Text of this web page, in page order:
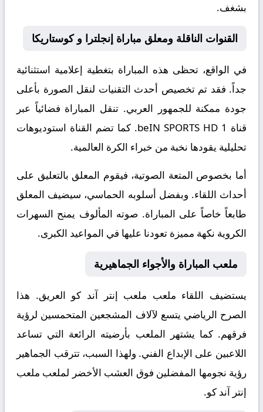
بشغف.
القنوات الناقلة ومعلق مباراة إنجلترا و كوستاريكا
في الواقع، تحظى هذه المباراة بتغطية إعلامية استثنائية
جداً. فقد تم تخصيص أحدث التقنيات لنقل الصورة بأعلى
جودة ممكنة للجمهور العربي. تنقل المباراة فضائياً عبر
قناة beIN SPORTS HD 1. كما تضم القناة استوديوهات
تحليلية يقودها نخبة من خبراء الكرة العالمية.
أما بخصوص المتعة الصوتية، فيقوم المعلق بالتعليق على
أحداث اللقاء. وبفضل أسلوبه الحماسي، سيضيف المعلق
طابعاً خاصاً على المباراة. صوته المألوف يمنح السهرات
الكروية نكهة مميزة تعودنا عليها في المواعيد الكبرى.
ملعب المباراة والأجواء الجماهيرية
يستضيف اللقاء ملعب ملعب إنتر آند كو العريق. هذا
الصرح الرياضي يتسع لآلاف المشجعين المتحمسين لرؤية
فرقهم. كما يشتهر الملعب بأرضيته الرائعة التي تساعد
اللاعبين على الإبداع الفني. ولهذا السبب، تترقب الجماهير
رؤية نجومها المفضلين فوق العشب الأخضر لملعب ملعب
إنتر آند كو.